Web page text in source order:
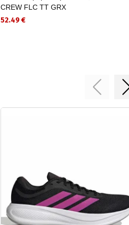
CREW FLC TT GRX
52.49 €